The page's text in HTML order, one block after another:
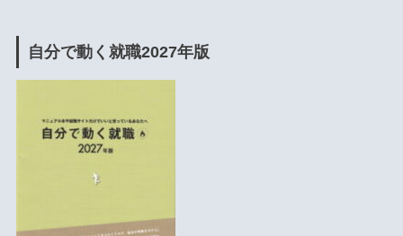
自分で動く就職2027年版